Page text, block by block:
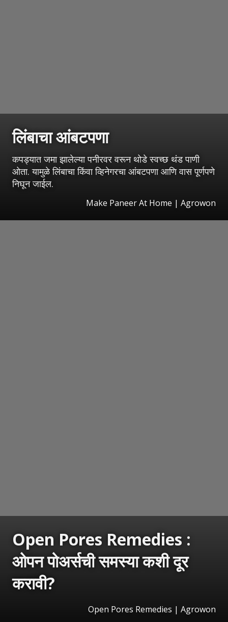
लिंबाचा आंबटपणा
कपड्यात जमा झालेल्या पनीरवर वरून थोडे स्वच्छ थंड पाणी
ओता. यामुळे लिंबाचा किंवा व्हिनेगरचा आंबटपणा आणि वास पूर्णपणे
निघून जाईल.
Make Paneer At Home | Agrowon
Open Pores Remedies :
ओपन पोअर्सची समस्या कशी दूर
करावी?
Open Pores Remedies | Agrowon